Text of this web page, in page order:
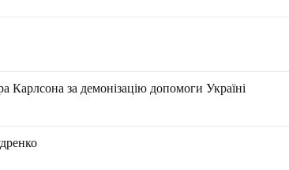
за демонізацію допомоги Україні